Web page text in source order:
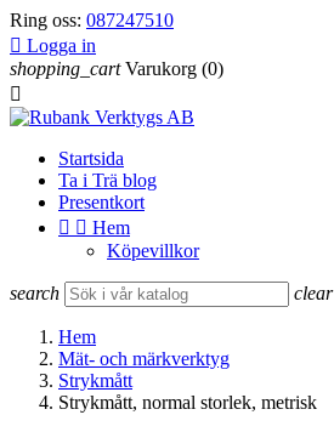
Ring oss: 087247510
 Logga in
shopping_cart Varukorg (0)

Startsida
Ta i Trä blog
Presentkort
  Hem
Köpevillkor
search clear
Hem
Mät- och märkverktyg
Strykmått
Strykmått, normal storlek, metrisk